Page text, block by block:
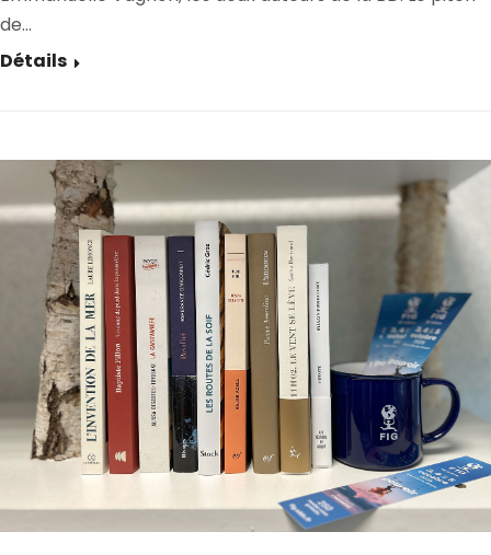
de…
Détails